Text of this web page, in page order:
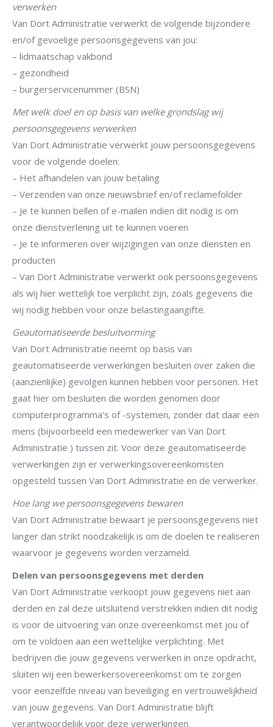
verwerken
Van Dort Administratie verwerkt de volgende bijzondere
en/of gevoelige persoonsgegevens van jou:
– lidmaatschap vakbond
– gezondheid
– burgerservicenummer (BSN)
Met welk doel en op basis van welke grondslag wij
persoonsgegevens verwerken
Van Dort Administratie verwerkt jouw persoonsgegevens
voor de volgende doelen:
– Het afhandelen van jouw betaling
– Verzenden van onze nieuwsbrief en/of reclamefolder
– Je te kunnen bellen of e-mailen indien dit nodig is om
onze dienstverlening uit te kunnen voeren
– Je te informeren over wijzigingen van onze diensten en
producten
– Van Dort Administratie verwerkt ook persoonsgegevens
als wij hier wettelijk toe verplicht zijn, zoals gegevens die
wij nodig hebben voor onze belastingaangifte.
Geautomatiseerde besluitvorming
Van Dort Administratie neemt op basis van
geautomatiseerde verwerkingen besluiten over zaken die
(aanzienlijke) gevolgen kunnen hebben voor personen. Het
gaat hier om besluiten die worden genomen door
computerprogramma’s of -systemen, zonder dat daar een
mens (bijvoorbeeld een medewerker van Van Dort
Administratie ) tussen zit. Voor deze geautomatiseerde
verwerkingen zijn er verwerkingsovereenkomsten
opgesteld tussen Van Dort Administratie en de verwerker.
Hoe lang we persoonsgegevens bewaren
Van Dort Administratie bewaart je persoonsgegevens niet
langer dan strikt noodzakelijk is om de doelen te realiseren
waarvoor je gegevens worden verzameld.
Delen van persoonsgegevens met derden
Van Dort Administratie verkoopt jouw gegevens niet aan
derden en zal deze uitsluitend verstrekken indien dit nodig
is voor de uitvoering van onze overeenkomst met jou of
om te voldoen aan een wettelijke verplichting. Met
bedrijven die jouw gegevens verwerken in onze opdracht,
sluiten wij een bewerkersovereenkomst om te zorgen
voor eenzelfde niveau van beveiliging en vertrouwelijkheid
van jouw gegevens. Van Dort Administratie blijft
verantwoordelijk voor deze verwerkingen.